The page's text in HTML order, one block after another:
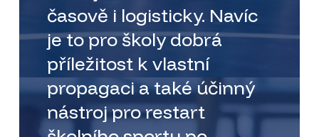
časově i logisticky. Navíc
je to pro školy dobrá
příležitost k vlastní
propagaci a také účinný
nástroj pro restart